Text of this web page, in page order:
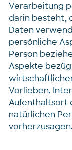
Verarbeitung
darin besteht,
Daten
persönliche
Person
Aspekte
Vorlieben,
Aufenthaltsort
natürlichen
vorherzusagen.